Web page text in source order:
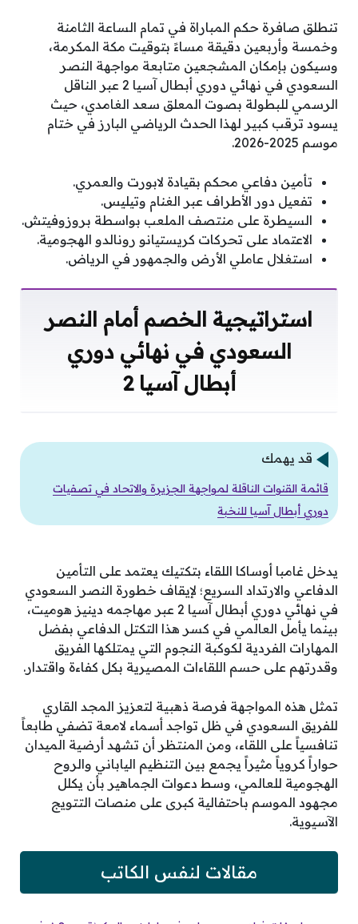
تنطلق صافرة حكم المباراة في تمام الساعة الثامنة
وخمسة وأربعين دقيقة مساءً بتوقيت مكة المكرمة،
وسيكون بإمكان المشجعين متابعة مواجهة النصر
السعودي في نهائي دوري أبطال آسيا 2 عبر الناقل
الرسمي للبطولة بصوت المعلق سعد الغامدي، حيث
يسود ترقب كبير لهذا الحدث الرياضي البارز في ختام
موسم 2025-2026.
تأمين دفاعي محكم بقيادة لابورت والعمري.
تفعيل دور الأطراف عبر الغنام وتيليس.
السيطرة على منتصف الملعب بواسطة بروزوفيتش.
الاعتماد على تحركات كريستيانو رونالدو الهجومية.
استغلال عاملي الأرض والجمهور في الرياض.
استراتيجية الخصم أمام النصر
السعودي في نهائي دوري
أبطال آسيا 2
قد يهمك
قائمة القنوات الناقلة لمواجهة الجزيرة والاتحاد في تصفيات
دوري أبطال آسيا للنخبة
يدخل غامبا أوساكا اللقاء بتكتيك يعتمد على التأمين
الدفاعي والارتداد السريع؛ لإيقاف خطورة النصر السعودي
في نهائي دوري أبطال آسيا 2 عبر مهاجمه دينيز هوميت،
بينما يأمل العالمي في كسر هذا التكتل الدفاعي بفضل
المهارات الفردية لكوكبة النجوم التي يمتلكها الفريق
وقدرتهم على حسم اللقاءات المصيرية بكل كفاءة واقتدار.
تمثل هذه المواجهة فرصة ذهبية لتعزيز المجد القاري
للفريق السعودي في ظل تواجد أسماء لامعة تضفي طابعاً
تنافسياً على اللقاء، ومن المنتظر أن تشهد أرضية الميدان
حواراً كروياً مثيراً يجمع بين التنظيم الياباني والروح
الهجومية للعالمي، وسط دعوات الجماهير بأن يكلل
مجهود الموسم باحتفالية كبرى على منصات التتويج
الآسيوية.
مقالات لنفس الكاتب